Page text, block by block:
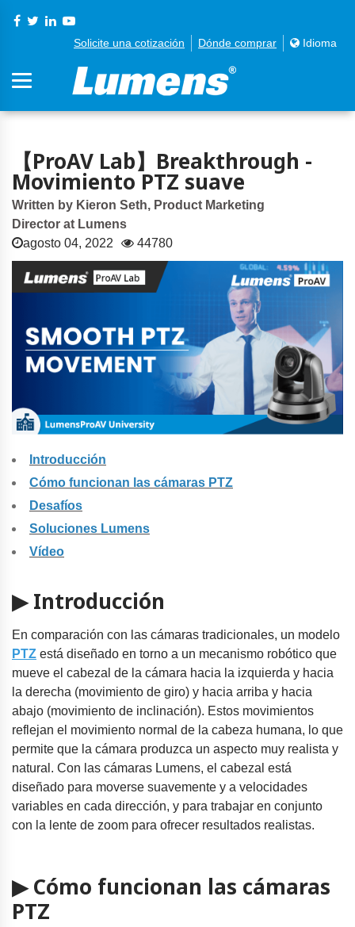
Solicite una cotización Dónde comprar Idioma
【ProAV Lab】Breakthrough -
Movimiento PTZ suave
Written by Kieron Seth, Product Marketing
Director at Lumens
agosto 04, 2022
44780
Introducción
Cómo funcionan las cámaras PTZ
Desafíos
Soluciones Lumens
Vídeo
▶ Introducción
En comparación con las cámaras tradicionales, un modelo
PTZ está diseñado en torno a un mecanismo robótico que
mueve el cabezal de la cámara hacia la izquierda y hacia
la derecha (movimiento de giro) y hacia arriba y hacia
abajo (movimiento de inclinación). Estos movimientos
reflejan el movimiento normal de la cabeza humana, lo que
permite que la cámara produzca un aspecto muy realista y
natural. Con las cámaras Lumens, el cabezal está
diseñado para moverse suavemente y a velocidades
variables en cada dirección, y para trabajar en conjunto
con la lente de zoom para ofrecer resultados realistas.
▶ Cómo funcionan las cámaras
PTZ